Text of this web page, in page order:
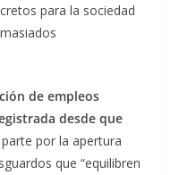
para la sociedad
de empleos
desde que
parte por la apertura
que “equilibren